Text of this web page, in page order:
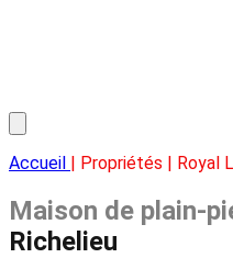
Accueil | Propriétés | Royal
Maison de plain-
Richelieu